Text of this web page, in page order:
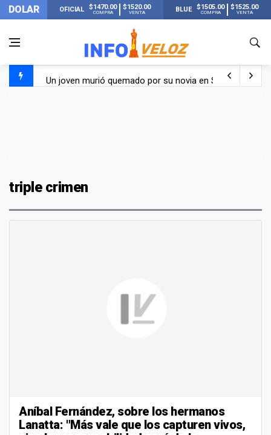
DOLAR OFICIAL $1470.00
COMPRA
$1520.00
VENTA BLUE $1505.00
COMPRA
$1525.00
VENTA
Un joven murió quemado por su novia en San Luis:
triple crimen
Aníbal Fernández, sobre los hermanos
Lanatta: "Más vale que los capturen vivos,